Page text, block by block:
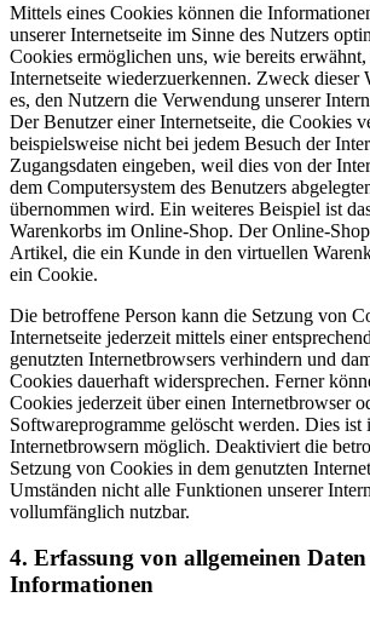
Mittels eines Cookies können die
unserer Internetseite im Sinne des Nutzers
Cookies ermöglichen uns, wie bereits
Internetseite wiederzuerkennen. Zweck dieser
es, den Nutzern die Verwendung unserer
Der Benutzer einer Internetseite, die Cookies
beispielsweise nicht bei jedem Besuch der
Zugangsdaten eingeben, weil dies von der
dem Computersystem des Benutzers
übernommen wird. Ein weiteres Beispiel ist
Warenkorbs im Online-Shop. Der Online-
Artikel, die ein Kunde in den virtuellen
ein Cookie.
Die betroffene Person kann die Setzung von
Internetseite jederzeit mittels einer
genutzten Internetbrowsers verhindern und
Cookies dauerhaft widersprechen. Ferner
Cookies jederzeit über einen Internetbrowser
Softwareprogramme gelöscht werden. Dies ist
Internetbrowsern möglich. Deaktiviert die
Setzung von Cookies in dem genutzten
Umständen nicht alle Funktionen unserer
vollumfänglich nutzbar.
4. Erfassung von allgemeinen
Informationen